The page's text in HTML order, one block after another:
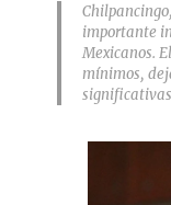
importante
Mexicanos.
mínimos,